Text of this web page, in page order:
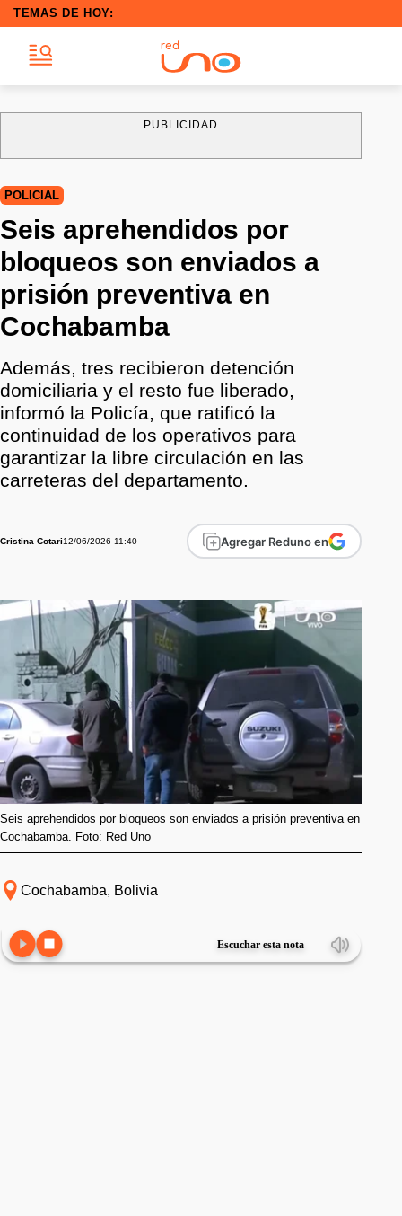
TEMAS DE HOY:
PUBLICIDAD
POLICIAL
Seis aprehendidos por
bloqueos son enviados a
prisión preventiva en
Cochabamba
Además, tres recibieron detención
domiciliaria y el resto fue liberado,
informó la Policía, que ratificó la
continuidad de los operativos para
garantizar la libre circulación en las
carreteras del departamento.
Cristina Cotari12/06/2026 11:40 Agregar Reduno en
Seis aprehendidos por bloqueos son enviados a prisión preventiva en
Cochabamba. Foto: Red Uno
Cochabamba, Bolivia
Escuchar esta nota